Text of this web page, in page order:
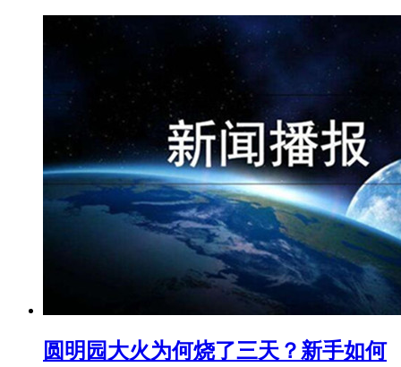
圆明园大火为何烧了三天？新手如何